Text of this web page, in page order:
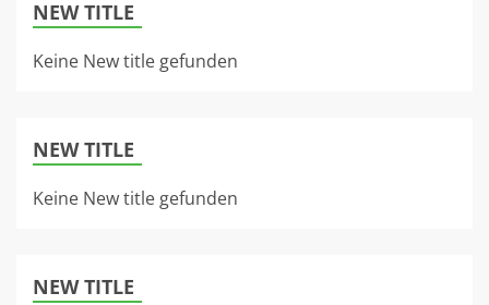
NEW TITLE
Keine New title gefunden
NEW TITLE
Keine New title gefunden
NEW TITLE